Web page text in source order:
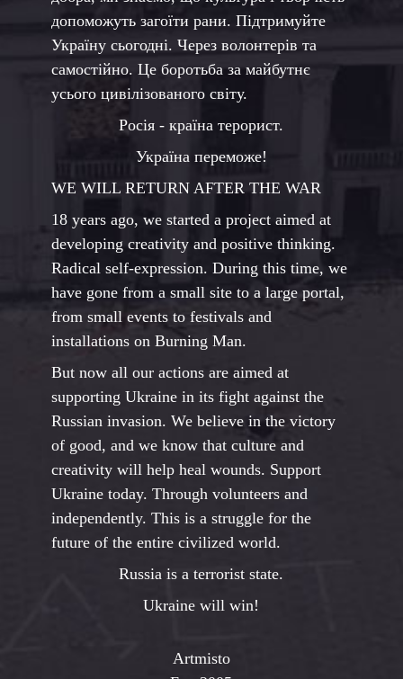
допоможуть загоїти рани. Підтримуйте
Україну сьогодні. Через волонтерів та
самостійно. Це боротьба за майбутнє
усього цивілізованого світу.
Росія - країна терорист.
Україна переможе!
WE WILL RETURN AFTER THE WAR
18 years ago, we started a project aimed at
developing creativity and positive thinking.
Radical self-expression. During this time, we
have gone from a small site to a large portal,
from small events to festivals and
installations on Burning Man.
But now all our actions are aimed at
supporting Ukraine in its fight against the
Russian invasion. We believe in the victory
of good, and we know that culture and
creativity will help heal wounds. Support
Ukraine today. Through volunteers and
independently. This is a struggle for the
future of the entire civilized world.
Russia is a terrorist state.
Ukraine will win!
Artmisto